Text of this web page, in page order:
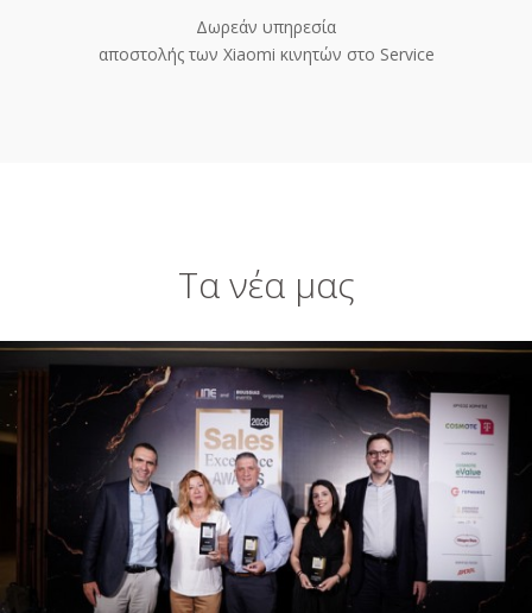
Δωρεάν υπηρεσία
αποστολής των Xiaomi κινητών στο Service
Τα νέα μας